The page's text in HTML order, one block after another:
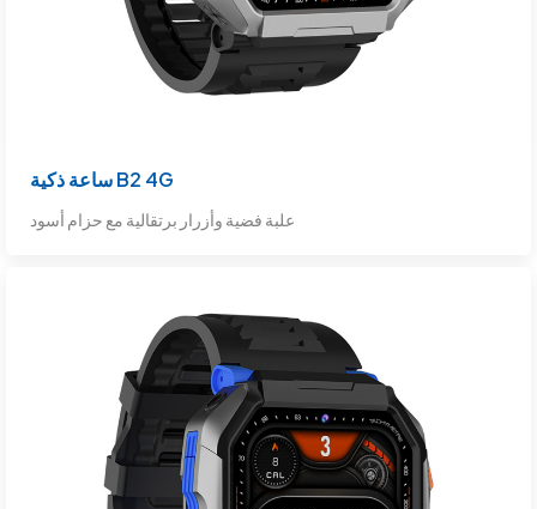
ساعة ذكية B2 4G
علبة فضية وأزرار برتقالية مع حزام أسود